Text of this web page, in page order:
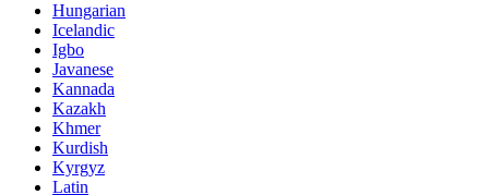
Hungarian
Icelandic
Igbo
Javanese
Kannada
Kazakh
Khmer
Kurdish
Kyrgyz
Latin